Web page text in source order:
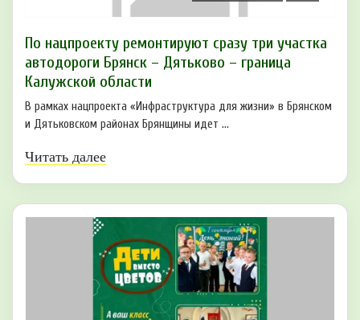
По нацпроекту ремонтируют сразу три участка
автодороги Брянск – Дятьково – граница
Калужской области
В рамках нацпроекта «Инфраструктура для жизни» в Брянском
и Дятьковском районах Брянщины идет ...
Читать далее